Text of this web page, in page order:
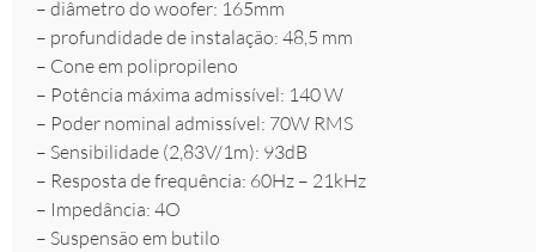
– diâmetro do woofer: 165mm
– profundidade de instalação: 48,5 mm
– Cone em polipropileno
– Potência máxima admissível: 140 W
– Poder nominal admissível: 70W RMS
– Sensibilidade (2,83V/1m): 93dB
– Resposta de frequência: 60Hz – 21kHz
– Impedância: 4O
– Suspensão em butilo